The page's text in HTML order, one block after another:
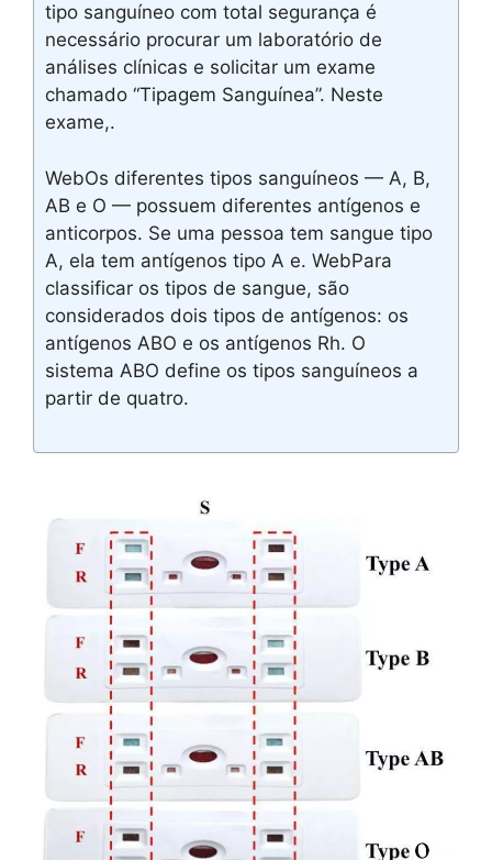
tipo sanguíneo com total segurança é
necessário procurar um laboratório de
análises clínicas e solicitar um exame
chamado “Tipagem Sanguínea”. Neste
exame,.
WebOs diferentes tipos sanguíneos — A, B,
AB e O — possuem diferentes antígenos e
anticorpos. Se uma pessoa tem sangue tipo
A, ela tem antígenos tipo A e. WebPara
classificar os tipos de sangue, são
considerados dois tipos de antígenos: os
antígenos ABO e os antígenos Rh. O
sistema ABO define os tipos sanguíneos a
partir de quatro.